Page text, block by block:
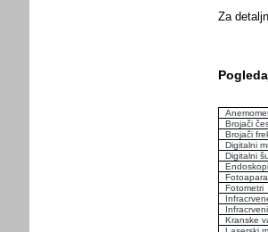
Za
Brojači
Brojači
Digitalni
Digitalni
Endoskopi
Fotometri
Kranske